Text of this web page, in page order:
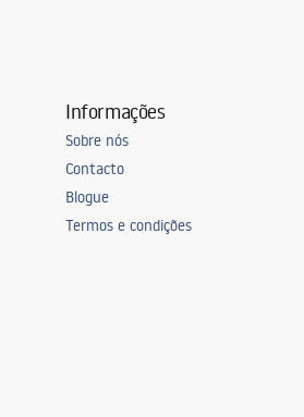
Informações
Sobre nós
Contacto
Blogue
Termos e condições